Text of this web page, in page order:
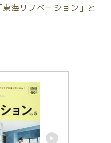
海リノベーション」と